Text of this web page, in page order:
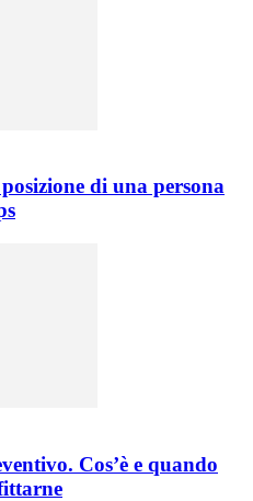
di una persona
Cos’è e quando